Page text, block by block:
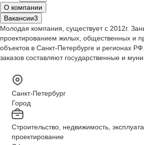
О компании
Вакансии3
Молодая компания, существует с 2012г.
проектированием жилых, общественных и
объектов в Санкт-Петербурге и регионах
заказов составляют государственные и
Санкт-Петербург
Город
Строительство, недвижимость,
проектирование